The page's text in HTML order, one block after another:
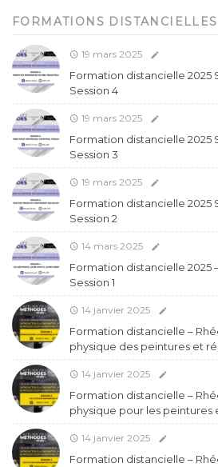
FORMATIONS
19 mars 2025
Formation distancielle 2025
Session 4
19 mars 2025
Formation distancielle 2025
Session 3
19 mars 2025
Formation distancielle 2025
Session 2
14 mars 2025
Formation distancielle 2025
Session 1
14 janvier 2025
Formation distancielle –
physique des peintures et
14 janvier 2025
Formation distancielle –
physique pour les peintures
14 janvier 2025
Formation distancielle –